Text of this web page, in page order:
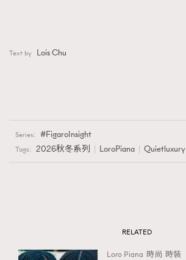
Text by Lois Chu
Series: FigaroInsight
Tags: 2026秋冬系列 LoroPiana Quietluxury
RELATED
Loro Piana 時尚 時裝